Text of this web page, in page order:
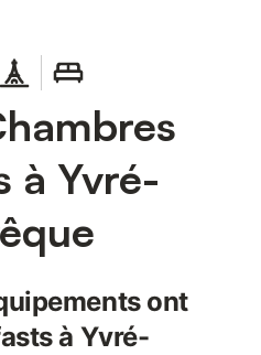
à Yvré-
ont
à Yvré-